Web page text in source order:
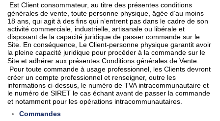
Est Client consommateur, au titre des présentes conditions
générales de vente, toute personne physique, âgée d’au moins
18 ans, qui agit à des fins qui n’entrent pas dans le cadre de son
activité commerciale, industrielle, artisanale ou libérale et
disposant de la capacité juridique de passer commande sur le
Site. En conséquence, Le Client-personne physique garantit avoir
la pleine capacité juridique pour procéder à la commande sur le
Site et adhérer aux présentes Conditions générales de Vente.
Pour toute commande à usage professionnel, les Clients devront
créer un compte professionnel et renseigner, outre les
informations ci-dessus, le numéro de TVA intracommunautaire et
le numéro de SIRET le cas échant avant de passer la commande
et notamment pour les opérations intracommunautaires.
Commandes